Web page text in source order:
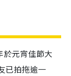
元宵佳節大
已拍拖逾一